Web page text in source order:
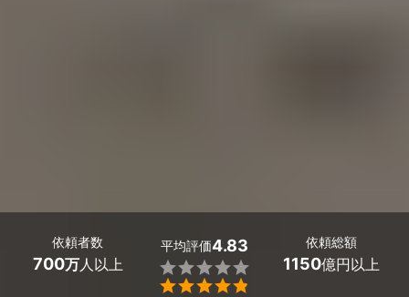
依頼者数
700万人以上
平均評価4.83


依頼総額
1150億円以上